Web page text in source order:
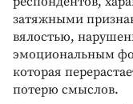
затяжными
вялостью,
эмоциональным
которая
потерю смыслов.